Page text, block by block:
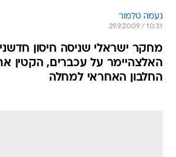
נעמה טלמור
29.9.2009 / 10:31
מחקר ישראלי שניסה חיסון
האלצהיימר על עכברים, הקטין
החלבון האחראי למחלה